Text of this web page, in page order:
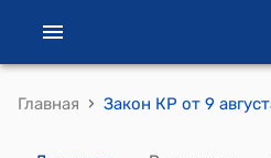
Главная ›